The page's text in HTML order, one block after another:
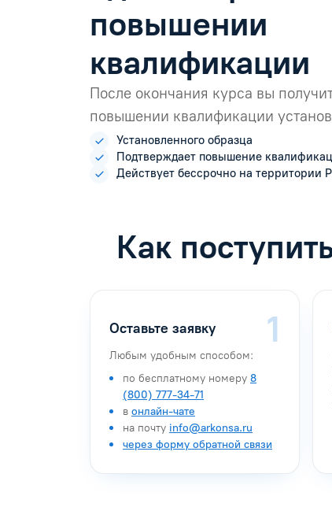
повышении
квалификации
После окончания курса вы
повышении квалификации
Установленного образца
Подтверждает повышение
Действует бессрочно на территории
Как
Оставьте заявку
Любым удобным способом:
по бесплатному номеру 8
(800) 777-34-71
в онлайн-чате
на почту info@arkonsa.ru
через форму обратной связи